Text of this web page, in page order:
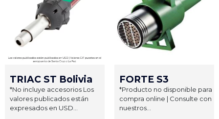
TRIAC ST Bolivia
*No incluye accesorios Los
valores publicados están
expresados en USD...
FORTE S3
*Producto no disponible para
compra online | Consulte con
nuestros...